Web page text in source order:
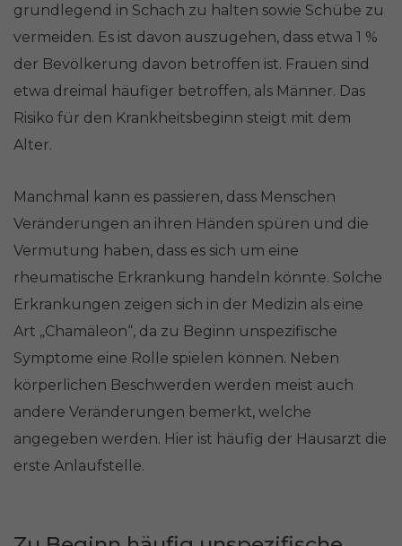
grundlegend in Schach zu halten sowie Schübe zu
vermeiden. Es ist davon auszugehen, dass etwa 1 %
der Bevölkerung davon betroffen ist. Frauen sind
etwa dreimal häufiger betroffen, als Männer. Das
Risiko für den Krankheitsbeginn steigt mit dem
Alter.
Manchmal kann es passieren, dass Menschen
Veränderungen an ihren Händen spüren und die
Vermutung haben, dass es sich um eine
rheumatische Erkrankung handeln könnte. Solche
Erkrankungen zeigen sich in der Medizin als eine
Art „Chamäleon“, da zu Beginn unspezifische
Symptome eine Rolle spielen können. Neben
körperlichen Beschwerden werden meist auch
andere Veränderungen bemerkt, welche
angegeben werden. Hier ist häufig der Hausarzt die
erste Anlaufstelle.